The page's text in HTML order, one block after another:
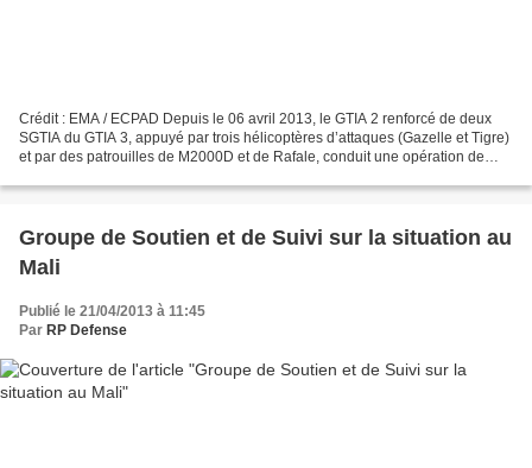
Crédit : EMA / ECPAD Depuis le 06 avril 2013, le GTIA 2 renforcé de deux
SGTIA du GTIA 3, appuyé par trois hélicoptères d’attaques (Gazelle et Tigre)
et par des patrouilles de M2000D et de Rafale, conduit une opération de
Groupe de Soutien et de Suivi sur la situation au
Mali
Publié le 21/04/2013 à 11:45
Par RP Defense